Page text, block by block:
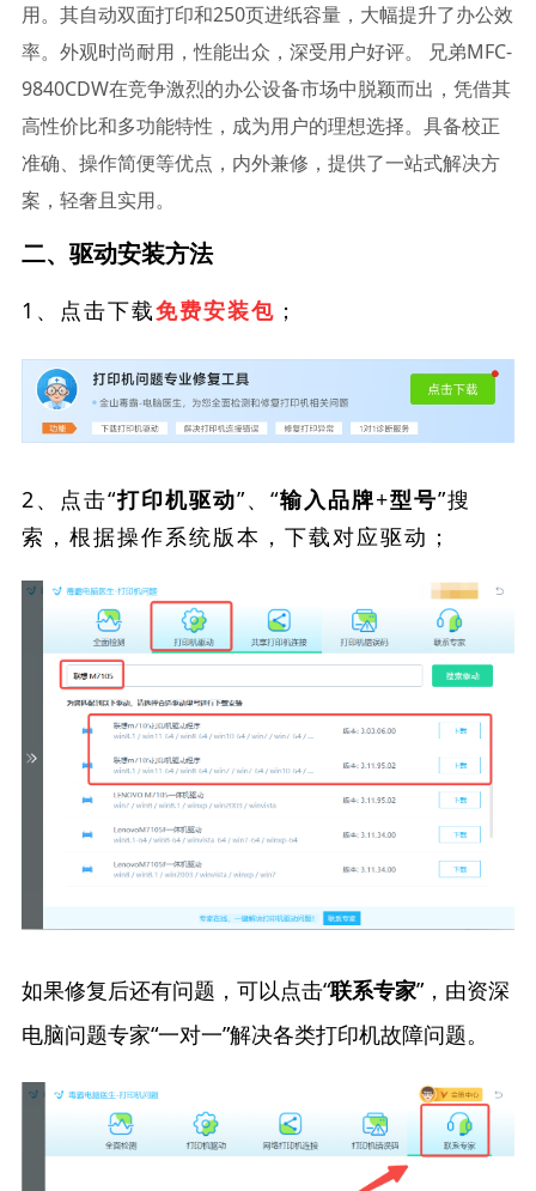
用。其自动双面打印和250页进纸容量，大幅提升了办公效
率。外观时尚耐用，性能出众，深受用户好评。 兄弟MFC-
9840CDW在竞争激烈的办公设备市场中脱颖而出，凭借其
高性价比和多功能特性，成为用户的理想选择。具备校正
准确、操作简便等优点，内外兼修，提供了一站式解决方
案，轻奢且实用。
二、驱动安装方法
1、点击下载免费安装包 ；
2、点击“打印机驱动”、“输入品牌+型号”搜
索，根据操作系统版本，下载对应驱动；
如果修复后还有问题，可以点击“联系专家”，由资深
电脑问题专家“一对一”解决各类打印机故障问题。